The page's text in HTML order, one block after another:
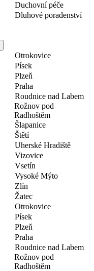
Duchovní péče
Dluhové poradenství
Otrokovice
Písek
Plzeň
Praha
Roudnice nad Labem
Rožnov pod
Radhoštěm
Šlapanice
Štětí
Uherské Hradiště
Vizovice
Vsetín
Vysoké Mýto
Zlín
Žatec
Otrokovice
Písek
Plzeň
Praha
Roudnice nad Labem
Rožnov pod
Radhoštěm